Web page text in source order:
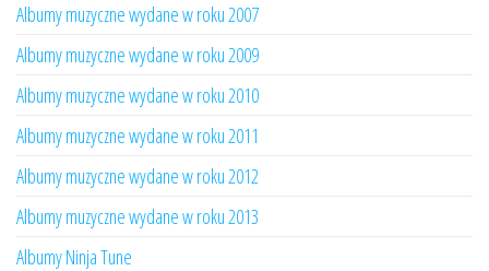
Albumy muzyczne wydane w roku 2007
Albumy muzyczne wydane w roku 2009
Albumy muzyczne wydane w roku 2010
Albumy muzyczne wydane w roku 2011
Albumy muzyczne wydane w roku 2012
Albumy muzyczne wydane w roku 2013
Albumy Ninja Tune